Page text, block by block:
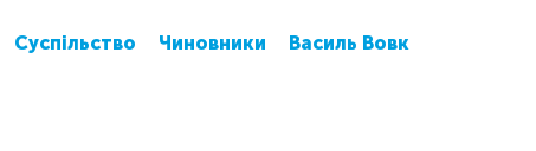
Суспільство Чиновники
Василь Вовк